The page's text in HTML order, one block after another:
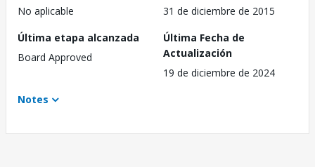
No aplicable
31 de diciembre de 2015
Última etapa alcanzada
Board Approved
Última Fecha de
Actualización
19 de diciembre de 2024
Notes